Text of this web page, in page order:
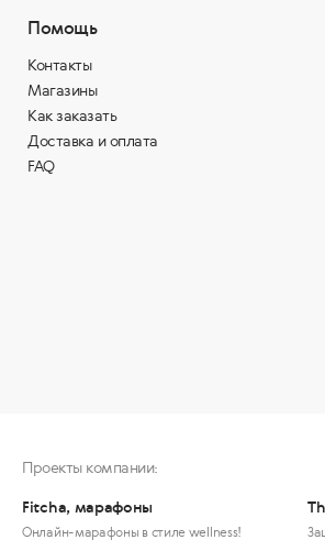
Помощь
Контакты
Магазины
Как заказать
Доставка и оплата
FAQ
Проекты компании:
Fitcha, марафоны
Онлайн-марафоны в стиле wellness!